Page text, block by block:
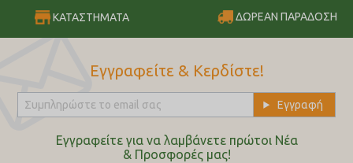
ΚΑΤΑΣΤΗΜΑΤΑ ΔΩΡΕΑΝ ΠΑΡΑΔΟΣΗ
Εγγραφείτε & Κερδίστε!
Εγγραφείτε για να λαμβάνετε πρώτοι Nέα
& Προσφορές μας!